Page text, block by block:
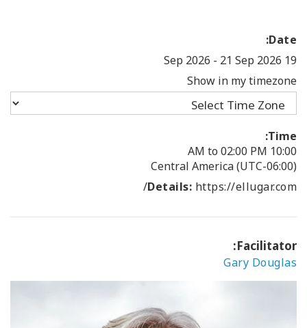
Date:
19 Sep 2026
- 21 Sep 2026
Show in my timezone
Time:
10:00 AM to 02:00 PM
(UTC-06:00) Central America
Details: https://ellugar.com/
Facilitator:
Gary Douglas